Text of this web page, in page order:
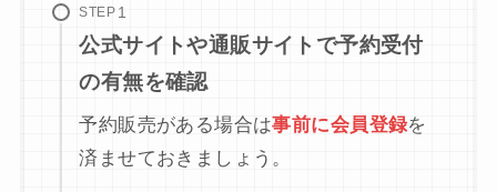
STEP
公式サイトや通販サイトで予約受付
の有無を確認
予約販売がある場合は事前に会員登録を
済ませておきましょう。